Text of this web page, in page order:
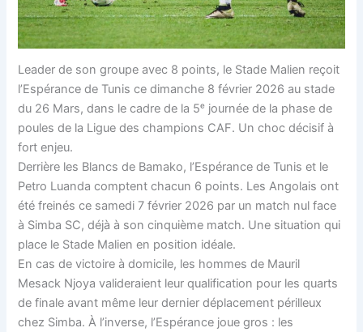
Leader de son groupe avec 8 points, le Stade Malien reçoit
l’Espérance de Tunis ce dimanche 8 février 2026 au stade
du 26 Mars, dans le cadre de la 5ᵉ journée de la phase de
poules de la Ligue des champions CAF. Un choc décisif à
fort enjeu.
Derrière les Blancs de Bamako, l’Espérance de Tunis et le
Petro Luanda comptent chacun 6 points. Les Angolais ont
été freinés ce samedi 7 février 2026 par un match nul face
à Simba SC, déjà à son cinquième match. Une situation qui
place le Stade Malien en position idéale.
En cas de victoire à domicile, les hommes de Mauril
Mesack Njoya valideraient leur qualification pour les quarts
de finale avant même leur dernier déplacement périlleux
chez Simba. À l’inverse, l’Espérance joue gros : les